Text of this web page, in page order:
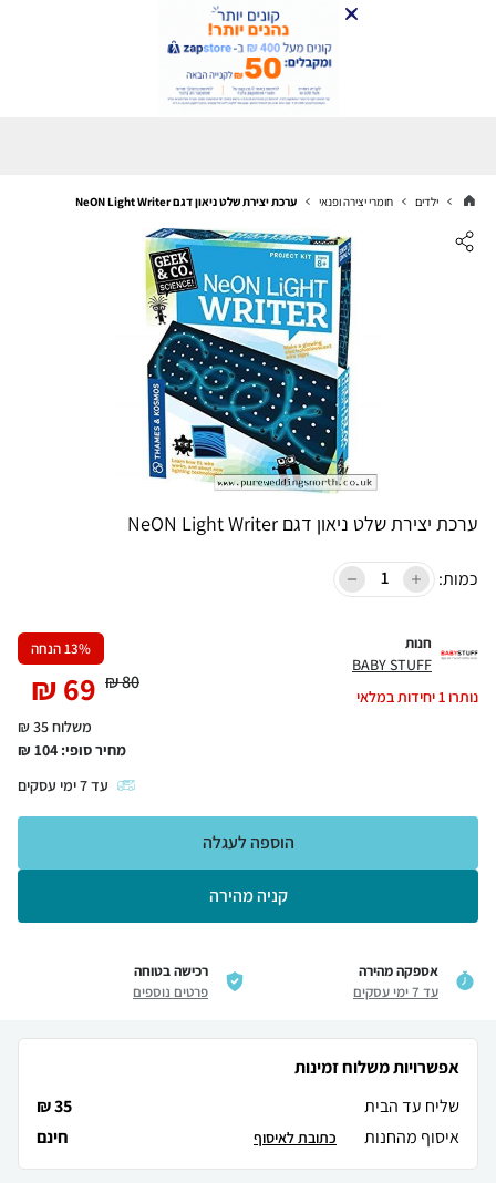
ילדים חומרי יצירה ופנאי ערכת יצירת שלט ניאון דגם NeON Light Writer
ערכת יצירת שלט ניאון דגם NeON Light Writer
כמות:
חנות
BABY STUFF
נותרו1יחידות במלאי
13% הנחה
80
₪
69
₪
משלוח 35 ₪
מחיר סופי: 104
₪
עד7ימי עסקים
קניה מהירה
הוספה לעגלה
אספקה מהירה
עד 7 ימי עסקים
רכישה בטוחה
פרטים נוספים
אפשרויות משלוח זמינות
שליח עד הבית
35 ₪
איסוף מהחנות
חינם כתובת לאיסוף